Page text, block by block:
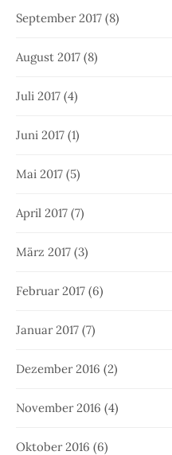
September 2017 (8)
August 2017 (8)
Juli 2017 (4)
Juni 2017 (1)
Mai 2017 (5)
April 2017 (7)
März 2017 (3)
Februar 2017 (6)
Januar 2017 (7)
Dezember 2016 (2)
November 2016 (4)
Oktober 2016 (6)